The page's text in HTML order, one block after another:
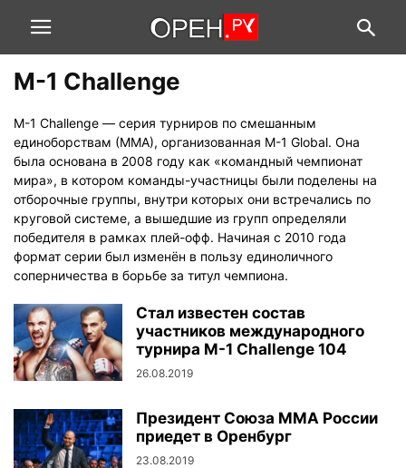
M-1 Challenge
M-1 Challenge — серия турниров по смешанным
единоборствам (ММА), организованная M-1 Global. Она
была основана в 2008 году как «командный чемпионат
мира», в котором команды-участницы были поделены на
отборочные группы, внутри которых они встречались по
круговой системе, а вышедшие из групп определяли
победителя в рамках плей-офф. Начиная с 2010 года
формат серии был изменён в пользу единоличного
соперничества в борьбе за титул чемпиона.
Стал известен состав
участников международного
турнира M-1 Challenge 104
26.08.2019
Президент Союза ММА России
приедет в Оренбург
23.08.2019